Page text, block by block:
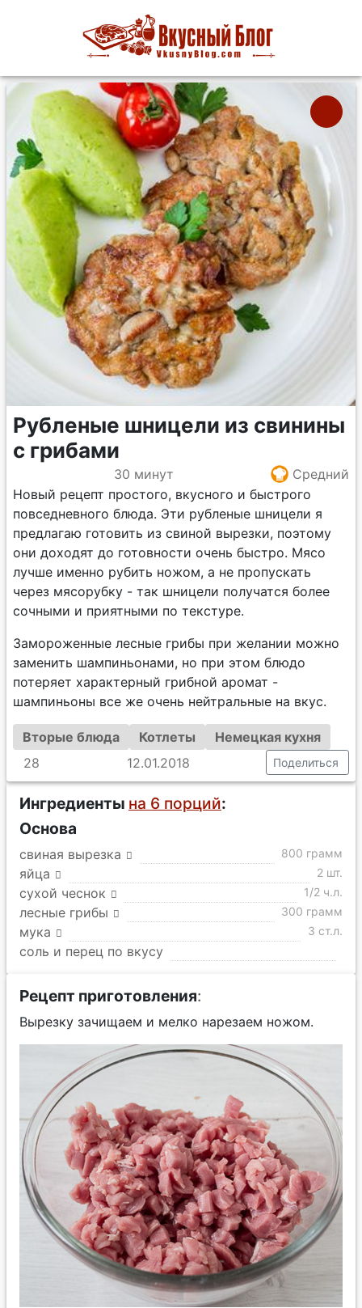
Рубленые шницели из свинины
с грибами
30 минут
Средний
Новый рецепт простого, вкусного и быстрого
повседневного блюда. Эти рубленые шницели я
предлагаю готовить из свиной вырезки, поэтому
они доходят до готовности очень быстро. Мясо
лучше именно рубить ножом, а не пропускать
через мясорубку - так шницели получатся более
сочными и приятными по текстуре.
Замороженные лесные грибы при желании можно
заменить шампиньонами, но при этом блюдо
потеряет характерный грибной аромат -
шампиньоны все же очень нейтральные на вкус.
Вторые блюда Котлеты
Немецкая кухня
28
12.01.2018 Поделиться
Ингредиенты на 6 порций:
Основа
свиная вырезка 800 грамм
яйца 2 шт.
сухой чеснок 1/2 ч.л.
лесные грибы 300 грамм
мука 3 ст.л.
соль и перец по вкусу
Рецепт приготовления:
Вырезку зачищаем и мелко нарезаем ножом.